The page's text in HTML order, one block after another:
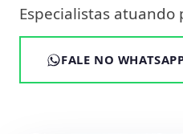
Especialistas atuando
FALE NO